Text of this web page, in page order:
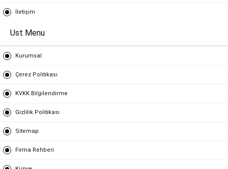
İletişim
Ust Menu
Kurumsal
Çerez Politikası
KVKK Bilgilendirme
Gizlilik Politikası
Sitemap
Firma Rehberi